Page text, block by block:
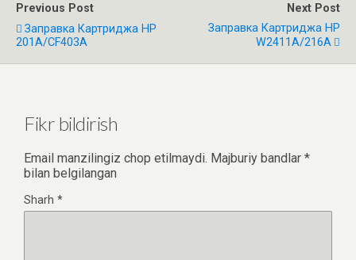
Previous Post
Заправка Картриджа HP
201A/CF403A
Next Post
Заправка Картриджа HP
W2411A/216A
Fikr bildirish
Email manzilingiz chop etilmaydi. Majburiy bandlar *
bilan belgilangan
Sharh *